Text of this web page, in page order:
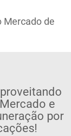
Mercado de
e
por